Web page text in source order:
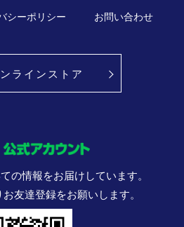
シーポリシー お問い合わせ
ラインストア
の情報をお届けしています。
友達登録をお願いします。